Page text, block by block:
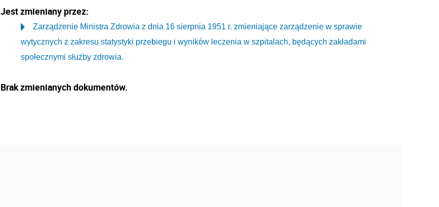
Jest zmieniany przez:
Zarządzenie Ministra Zdrowia z dnia 16 sierpnia 1951 r. zmieniające zarządzenie w sprawie
wytycznych z zakresu statystyki przebiegu i wyników leczenia w szpitalach, będących zakładami
społecznymi służby zdrowia.
Brak zmienianych dokumentów.